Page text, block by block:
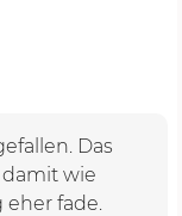
Das
wie
fade.